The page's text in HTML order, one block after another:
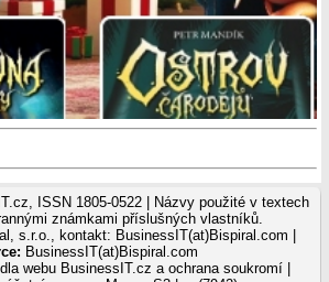
ISSN 1805-0522 | Názvy použité v textech
známkami příslušných vlastníků.
s.r.o., kontakt: BusinessIT(at)Bispiral.com |
BusinessIT(at)Bispiral.com
webu BusinessIT.cz a ochrana soukromí